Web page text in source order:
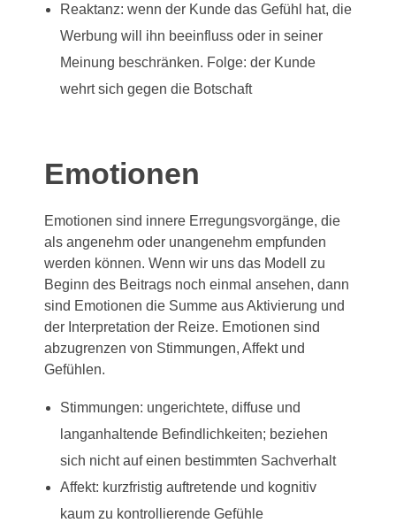
Reaktanz: wenn der Kunde das Gefühl hat, die
Werbung will ihn beeinfluss oder in seiner
Meinung beschränken. Folge: der Kunde
wehrt sich gegen die Botschaft
Emotionen
Emotionen sind innere Erregungsvorgänge, die
als angenehm oder unangenehm empfunden
werden können. Wenn wir uns das Modell zu
Beginn des Beitrags noch einmal ansehen, dann
sind Emotionen die Summe aus Aktivierung und
der Interpretation der Reize. Emotionen sind
abzugrenzen von Stimmungen, Affekt und
Gefühlen.
Stimmungen: ungerichtete, diffuse und
langanhaltende Befindlichkeiten; beziehen
sich nicht auf einen bestimmten Sachverhalt
Affekt: kurzfristig auftretende und kognitiv
kaum zu kontrollierende Gefühle